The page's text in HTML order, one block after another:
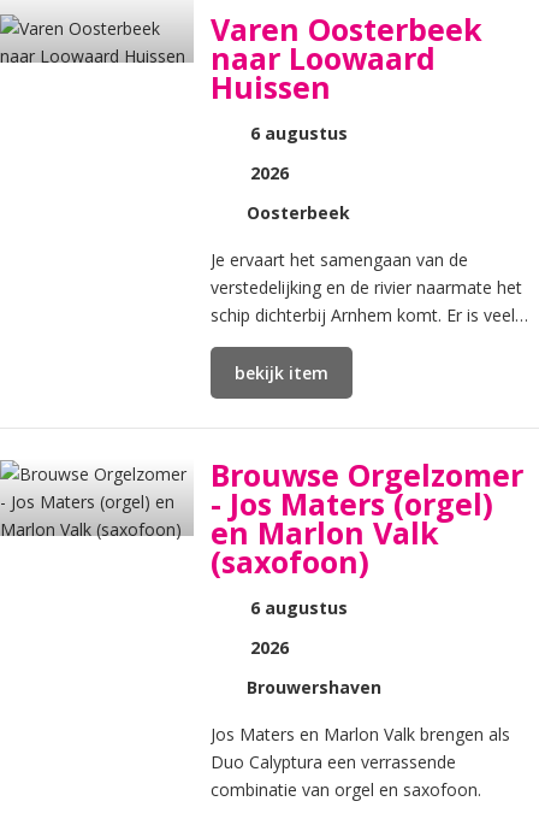
Varen Oosterbeek
naar Loowaard
Huissen
6 augustus
2026
Oosterbeek
Je ervaart het samengaan van de
verstedelijking en de rivier naarmate het
schip dichterbij Arnhem komt. Er is veel
natuur te zien, ook in het gedeelte door
de stad.
bekijk item
Brouwse Orgelzomer
- Jos Maters (orgel)
en Marlon Valk
(saxofoon)
6 augustus
2026
Brouwershaven
Jos Maters en Marlon Valk brengen als
Duo Calyptura een verrassende
combinatie van orgel en saxofoon.